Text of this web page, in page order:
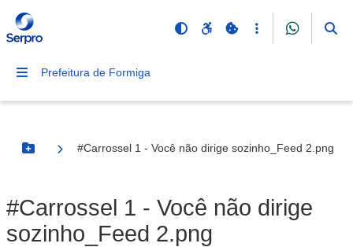
Prefeitura de Formiga
Botão Menu
#Carrossel 1 - Você não dirige sozinho_Feed 2.png
#Carrossel 1 - Você não dirige
sozinho_Feed 2.png